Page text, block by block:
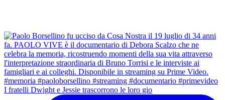
I fratelli Dwight e Jessie trascorrono le loro gio